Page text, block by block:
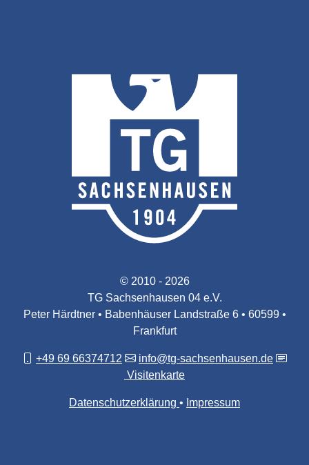
© 2010 - 2026
TG Sachsenhausen 04 e.V.
Peter Härdtner • Babenhäuser Landstraße 6 • 60599 •
Frankfurt
+49 69 66374712
info@tg-sachsenhausen.de
Visitenkarte
Datenschutzerklärung Impressum